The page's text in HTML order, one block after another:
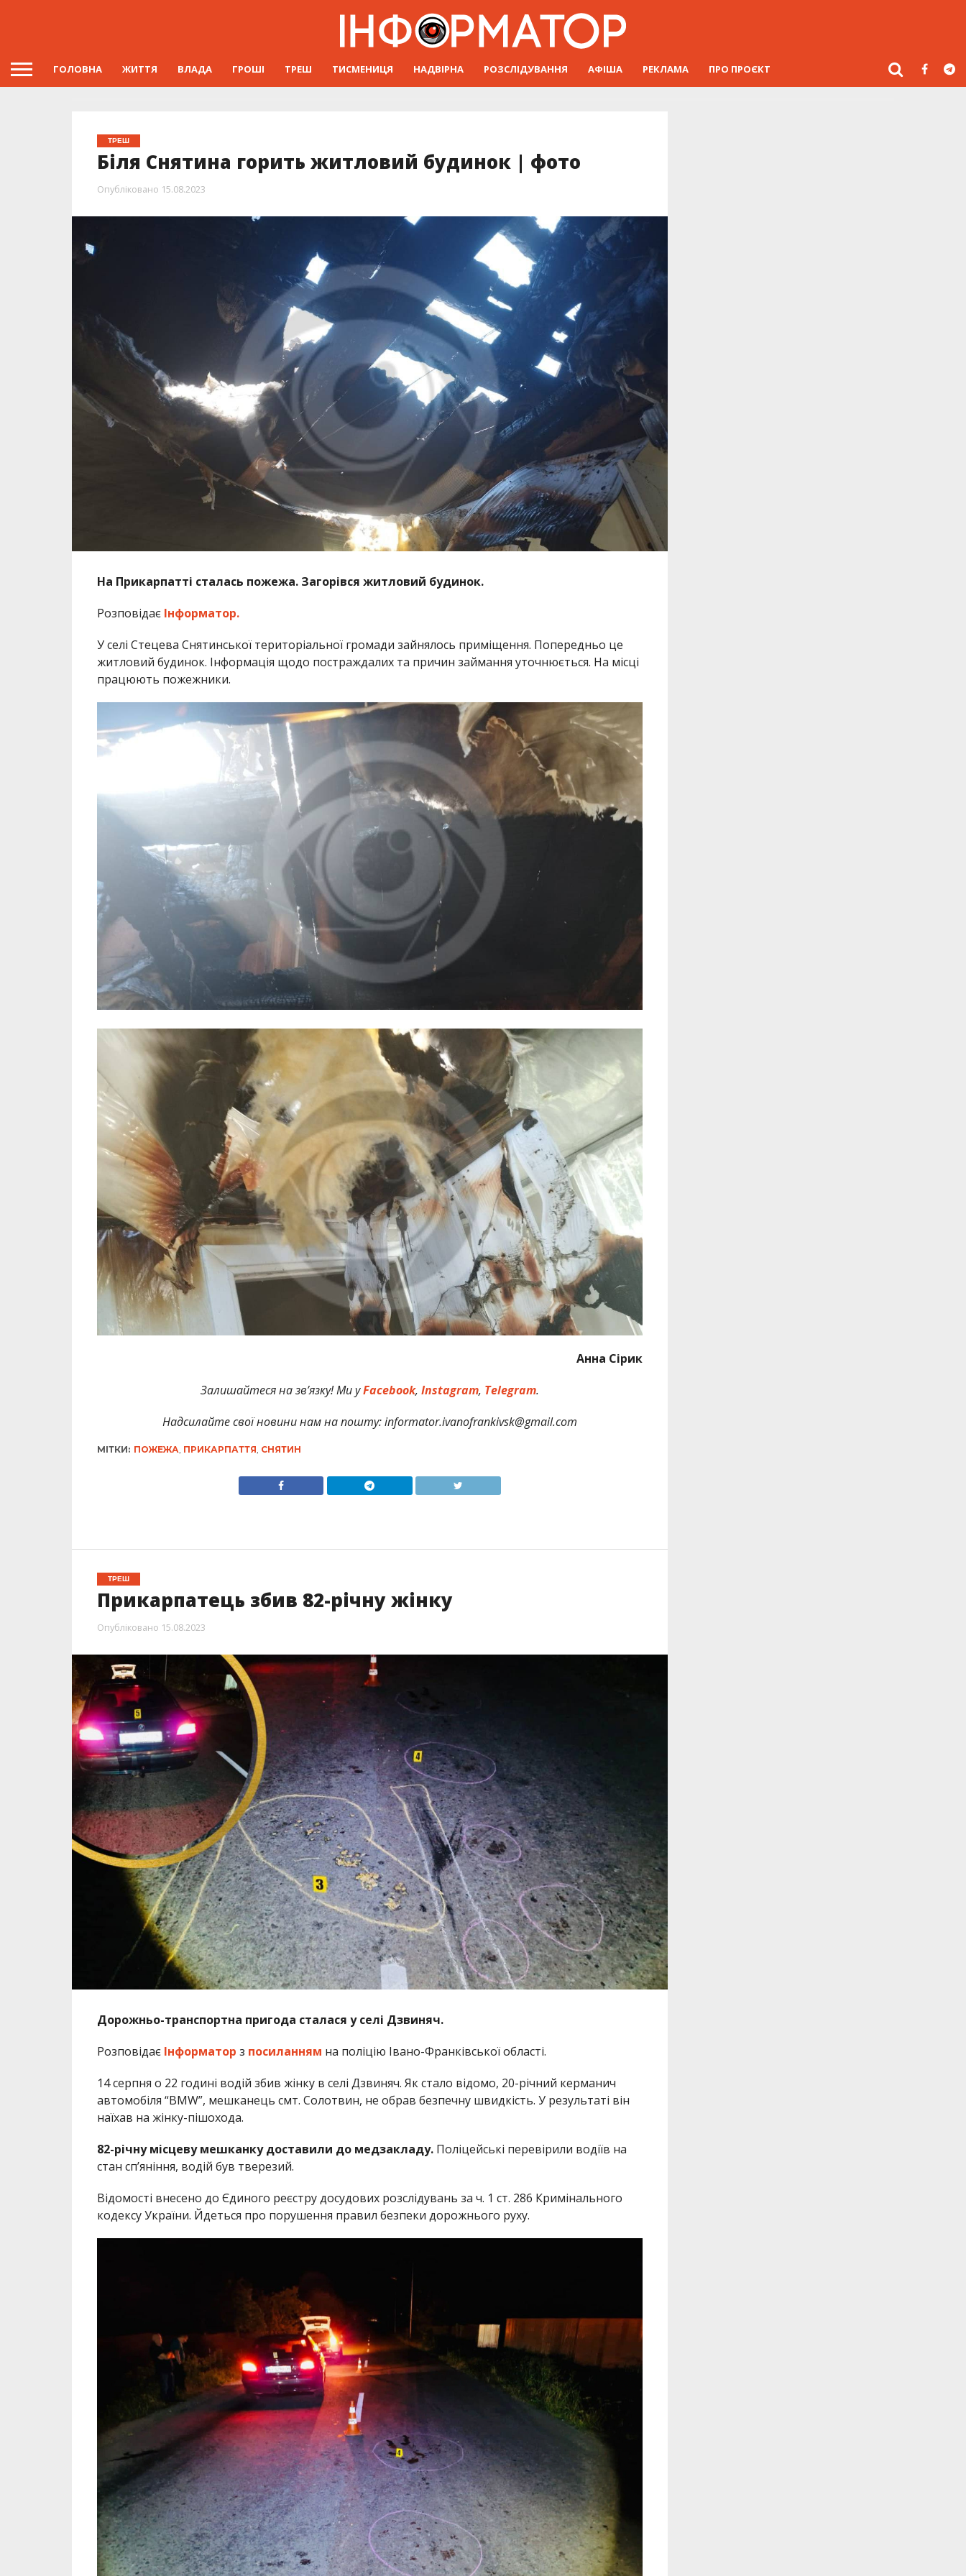
ГОЛОВНА ЖИТТЯ ВЛАДА ГРОШІ ТРЕШ ТИСМЕНИЦЯ НАДВІРНА РОЗСЛІДУВАННЯ АФІША РЕКЛАМА ПРО ПРОЄКТ
ТРЕШ
Біля Снятина горить житловий будинок | фото
Опубліковано 15.08.2023
На Прикарпатті сталась пожежа. Загорівся житловий будинок.
РозповідаєІнформатор.
У селі Стецева Снятинської територіальної громади зайнялось приміщення. Попередньо це
житловий будинок. Інформація щодо постраждалих та причин займання уточнюється. На місці
працюють пожежники.
Анна Сірик
Залишайтеся на зв’язку! Ми уFacebook, Instagram, Telegram.
Надсилайте свої новини нам на пошту: informator.ivanofrankivsk@gmail.com
МІТКИ: ПОЖЕЖА ПРИКАРПАТТЯ СНЯТИН
ТРЕШ
Прикарпатець збив 82-річну жінку
Опубліковано 15.08.2023
Дорожньо-транспортна пригода сталася у селі Дзвиняч.
РозповідаєІнформатор з посиланням на поліцію Івано-Франківської області.
14 серпня о 22 годині водій збив жінку в селі Дзвиняч. Як стало відомо, 20-річний керманич
автомобіля “BMW”, мешканець смт. Солотвин, не обрав безпечну швидкість. У результаті він
наїхав на жінку-пішохода.
82-річну місцеву мешканку доставили до медзакладу.Поліцейські перевірили водіїв на
стан сп’яніння, водій був тверезий.
Відомості внесено до Єдиного реєстру досудових розслідувань за ч. 1 ст. 286 Кримінального
кодексу України. Йдеться про порушення правил безпеки дорожнього руху.